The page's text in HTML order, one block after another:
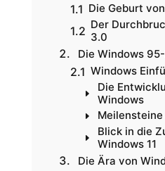
Die Geburt
Der
3.0
Die Windows
Windows
Die
Windows
Blick in die
Windows 11
Die Ära von